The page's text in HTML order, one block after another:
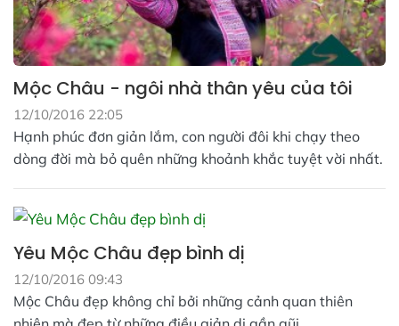
Mộc Châu - ngôi nhà thân yêu của tôi
12/10/2016 22:05
Hạnh phúc đơn giản lắm, con người đôi khi chạy theo
dòng đời mà bỏ quên những khoảnh khắc tuyệt vời nhất.
Yêu Mộc Châu đẹp bình dị
12/10/2016 09:43
Mộc Châu đẹp không chỉ bởi những cảnh quan thiên